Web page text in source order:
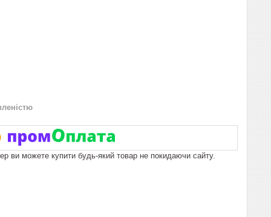
ви можете купити будь-який товар не покидаючи сайту.